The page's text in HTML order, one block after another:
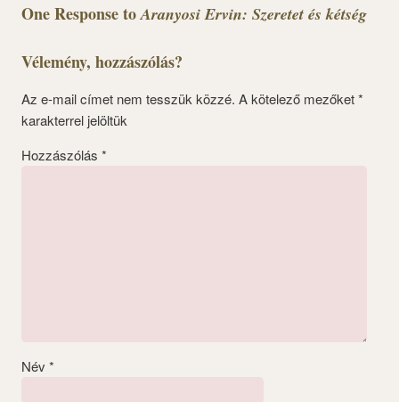
One Response toAranyosi Ervin: Szeretet és kétség
Vélemény, hozzászólás?
Az e-mail címet nem tesszük közzé. A kötelező mezőket*
karakterrel jelöltük
Hozzászólás *
Név *